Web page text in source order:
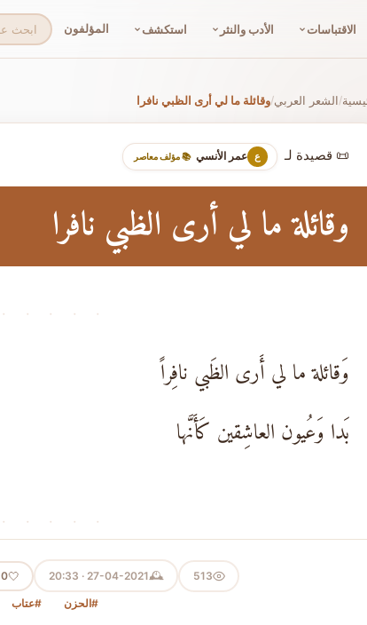
الاقتباسات الأدب والنثر استكشف المؤلفون
/الشعر العربي/وقائلة ما لي أرى الظبي نافرا
📜 قصيدة لـ ع عمر الأنسي 📚 مؤلف معاصر
وقائلة ما لي أرى الظبي نافرا
· · · · ·
وَقائلة ما لي أَرى الظَبي نافِراً
بَدا وَعُيون العاشِقين كَأَنَّها
· · · · ·
513
🕰️
27-04-2021 · 20:33
🤍
0
#الحزن #عتاب